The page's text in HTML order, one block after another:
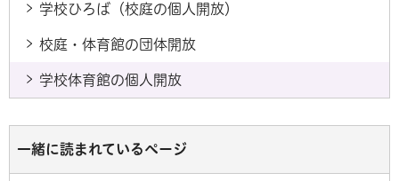
学校ひろば（校庭の個人開放）
校庭・体育館の団体開放
学校体育館の個人開放
一緒に読まれているページ